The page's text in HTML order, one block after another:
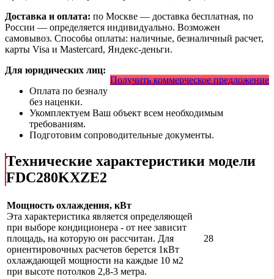
Доставка и оплата: по Москве — доставка бесплатная, по
России — определяется индивидуально. Возможен
самовывоз. Способы оплаты: наличные, безналичный расчет,
карты Visa и Mastercard, Яндекс-деньги.
Получить коммерческое предложение
Для юридических лиц:
Оплата по безналу
без наценки.
Укомплектуем Ваш объект всем необходимым
требованиям.
Подготовим сопроводительные документы.
Технические характеристики модели
FDC280KXZE2
Мощность охлаждения, кВт
Эта характеристика является определяющей
при выборе кондиционера - от нее зависит
площадь, на которую он рассчитан. Для
ориентировочных расчетов берется 1кВт
охлаждающей мощности на каждые 10 м2
при высоте потолков 2,8-3 метра.
28